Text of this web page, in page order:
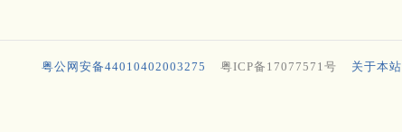
粤公网安备44010402003275 粤ICP备17077571号 关于本站